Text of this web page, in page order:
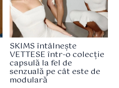
SKIMS întâlnește
VETTESE într-o colecție
capsulă la fel de
senzuală pe cât este de
modulară